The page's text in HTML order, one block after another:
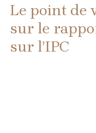
Le point de
sur le
sur l’IPC